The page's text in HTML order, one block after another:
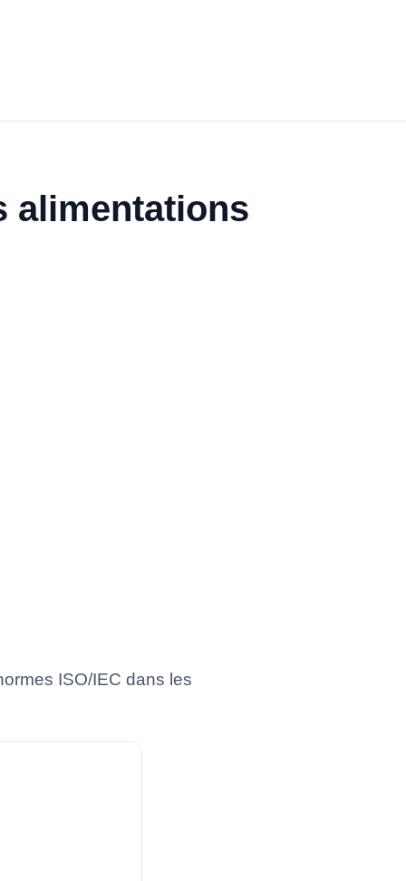
alimentations
ISO/IEC dans les